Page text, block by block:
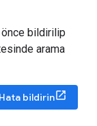
önce bildirilip
arama
Hata bildirin